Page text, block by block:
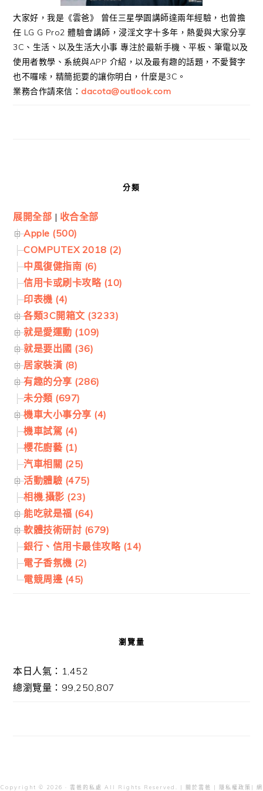
大家好，我是《雲爸》 曾任三星學園講師達兩年經驗，也曾擔
任 LG G Pro2 體驗會講師，浸淫文字十多年，熱愛與大家分享
3C、生活、以及生活大小事 專注於最新手機、平板、筆電以及
使用者教學、系統與APP 介紹，以及最有趣的話題，不愛贅字
也不囉嗦，精簡扼要的讓你明白，什麼是3C。
業務合作請來信： dacota@outlook.com
分類
展開全部 | 收合全部
Apple (500)
COMPUTEX 2018 (2)
中風復健指南 (6)
信用卡或刷卡攻略 (10)
印表機 (4)
各類3C開箱文 (3233)
就是愛運動 (109)
就是要出國 (36)
居家裝潢 (8)
有趣的分享 (286)
未分類 (697)
機車大小事分享 (4)
機車試駕 (4)
櫻花廚藝 (1)
汽車相關 (25)
活動體驗 (475)
相機.攝影 (23)
能吃就是福 (64)
軟體技術研討 (679)
銀行、信用卡最佳攻略 (14)
電子香氛機 (2)
電競周邊 (45)
瀏覽量
本日人氣：1,452
總瀏覽量：99,250,807
Copyright © 2026 · 雲爸的私處 All Rights Reserved. | 關於雲爸 | 隱私權政策 | 網